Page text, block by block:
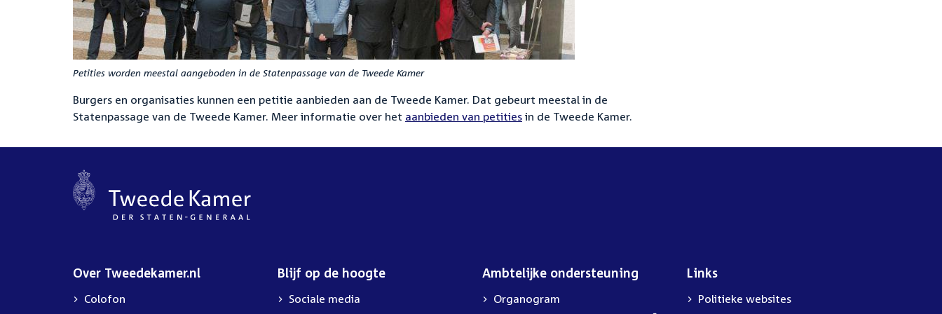
Petities worden meestal aangeboden in de Statenpassage van de Tweede Kamer
Burgers en organisaties kunnen een petitie aanbieden aan de Tweede Kamer. Dat gebeurt meestal in de
Statenpassage van de Tweede Kamer. Meer informatie over het aanbieden van petities in de Tweede Kamer.
Over Tweedekamer.nl
Colofon
Blijf op de hoogte
Sociale media
Ambtelijke ondersteuning
Organogram
Links
Politieke websites